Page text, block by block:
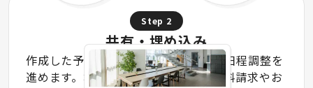
Step 2
共有・埋め込み
作成した予約ページをゲストへ送り、日程調整を
進めます。埋め込みも可能のため、資料請求やお